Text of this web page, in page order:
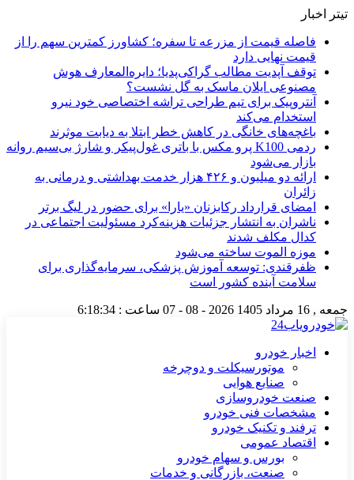
تیتر اخبار
فاصله قیمت از مزرعه تا سفره؛ کشاورز کمترین سهم را از
قیمت نهایی دارد
توقف آپدیت مطالب گراکی‌پدیا؛ دایره‌المعارف هوش
مصنوعی ایلان ماسک به گل نشست؟
آنتروپیک برای تیم طراحی تراشه اختصاصی خود نیرو
استخدام می‌کند
باغچه‌های خانگی در کاهش خطر ابتلا به دیابت موثرند
ردمی K100 پرو مکس با باتری غول‌پیکر و شارژ بی‌سیم روانه
بازار می‌شود
ارائه دو میلیون و ۴۲۶ هزار خدمت بهداشتی و درمانی به
زائران
امضای قرارداد رکابزنان «یارا» برای حضور در لیگ برتر
ناشران به انتشار جزئیات هزینه‌کرد مسئولیت اجتماعی در
کدال مکلف شدند
موزه الموت ساخته می‌شود
ظفرقندی: توسعه آموزش پزشکی، سرمایه‌گذاری برای
سلامت آینده کشور است
جمعه , 16 مرداد 1405 2026 - 08 - 07 ساعت : 6:18:35
اخبار خودرو
موتورسیکلت و دوچرخه
صنایع هوایی
صنعت خودروسازی
مشخصات فنی خودرو
ترفند و تکنیک خودرو
اقتصاد عمومی
بورس و سهام خودرو
صنعت، بازرگانی و خدمات